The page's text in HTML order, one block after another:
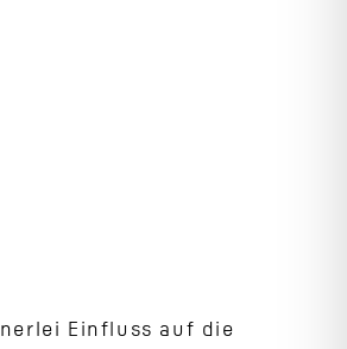
Einfluss auf die